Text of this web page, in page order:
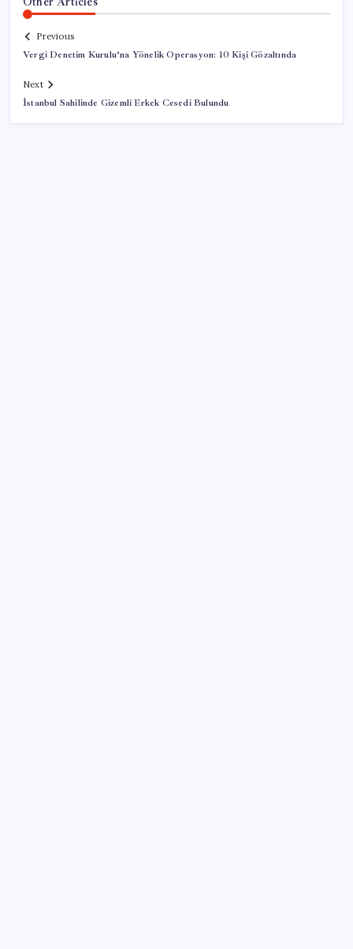
Previous
Vergi Denetim Kurulu’na Yönelik Operasyon: 10 Kişi Gözaltında
Next
İstanbul Sahilinde Gizemli Erkek Cesedi Bulundu